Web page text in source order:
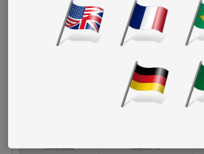
Continuare ad aggiungere i tre server
termine si finirà con un elenco di